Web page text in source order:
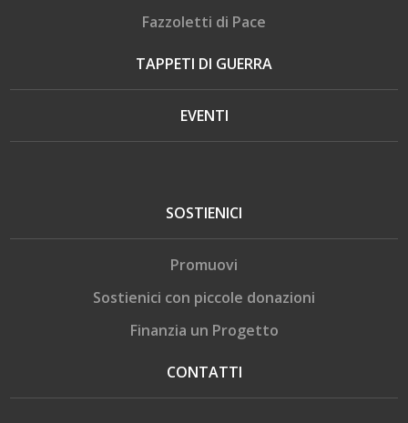
Fazzoletti di Pace
TAPPETI DI GUERRA
EVENTI
SOSTIENICI
Promuovi
Sostienici con piccole donazioni
Finanzia un Progetto
CONTATTI